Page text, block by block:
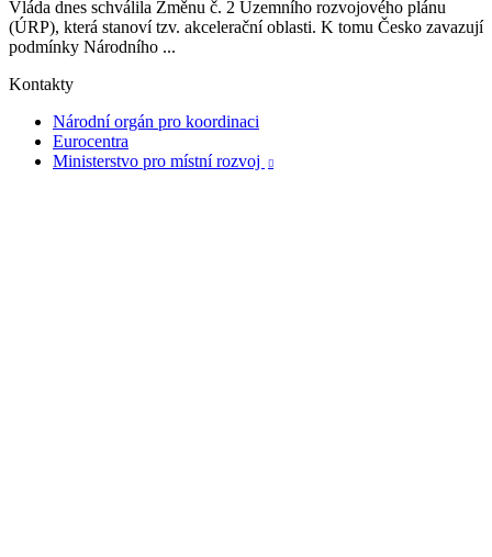
Vláda dnes schválila Změnu č. 2 Územního rozvojového plánu
(ÚRP), která stanoví tzv. akcelerační oblasti. K tomu Česko zavazují
podmínky Národního ...
Kontakty
Národní orgán pro koordinaci
Eurocentra
Ministerstvo pro místní rozvoj
